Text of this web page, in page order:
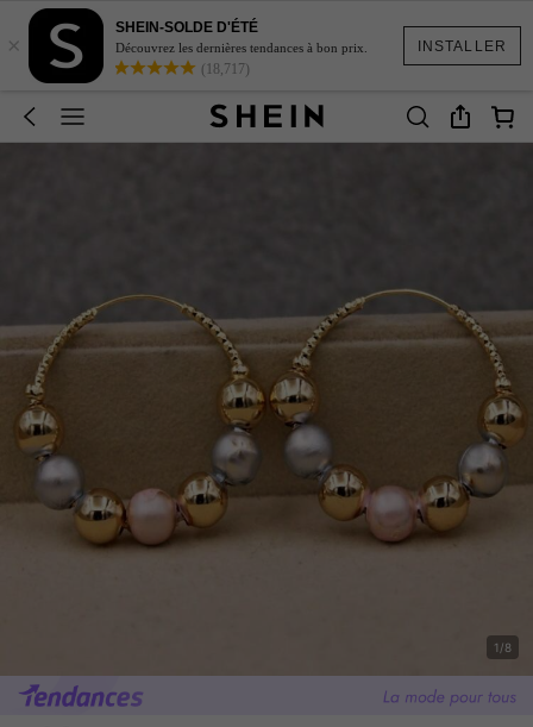
INSTALLER
×
SHEIN-SOLDE D'ÉTÉ
Découvrez les dernières tendances à bon prix.
(18,717)
1/8